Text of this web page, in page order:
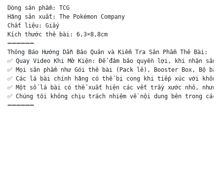
Dòng sản phẩm: TCG
Hãng sản xuất: The Pokémon Company
Chất liệu: Giấy
Kích thước thẻ bài: 6,3×8,8cm
➖➖➖➖➖➖
Thông Báo Hướng Dẫn Bảo Quản và Kiểm Tra Sản Phẩm Thẻ Bài:
✅ Quay Video Khi Mở Kiện: Để đảm bảo quyền lợi, khi nhận
✅ Mọi sản phẩm như Gói thẻ bài (Pack lẻ), Booster Box, Bộ
✅ Các lá bài chính hãng có thể bị cong khi tiếp xúc với
✅ Một số lá bài có thể xuất hiện các vết trầy xước nhỏ,
✅ Chúng tôi không chịu trách nhiệm về nội dung bên trong
➖➖➖➖➖➖